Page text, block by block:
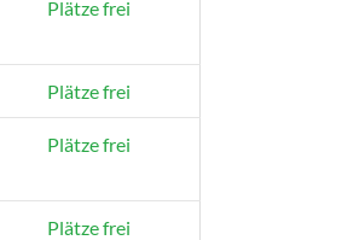
Plätze frei
Plätze frei
Plätze frei
Plätze frei